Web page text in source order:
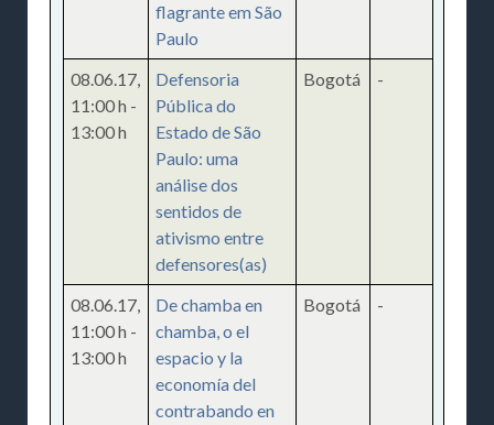
flagrante em São
Paulo
08.06.17,
11:00 h -
13:00 h
Defensoria
Pública do
Estado de São
Paulo: uma
análise dos
sentidos de
ativismo entre
defensores(as)
Bogotá -
08.06.17,
11:00 h -
13:00 h
De chamba en
chamba, o el
espacio y la
economía del
contrabando en
Bogotá -